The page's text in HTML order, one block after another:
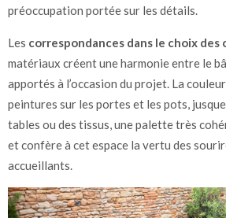
préoccupation portée sur les détails.
Les correspondances dans le choix des
matériaux créent une harmonie entre le
apportés à l’occasion du projet. La
peintures sur les portes et les pots,
tables ou des tissus, une palette très
et confère à cet espace la vertu des
accueillants.